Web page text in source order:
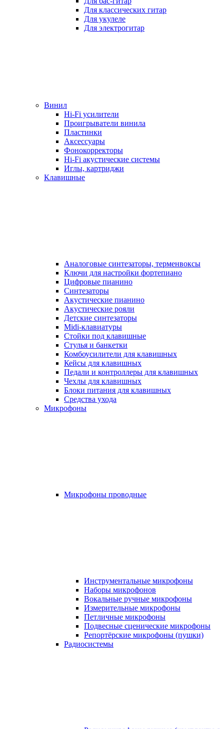
Для классических гитар
Для укулеле
Для электрогитар
Винил
Hi-Fi усилители
Проигрыватели винила
Пластинки
Аксессуары
Фонокорректоры
Hi-Fi акустические системы
Иглы, картриджи
Клавишные
Аналоговые синтезаторы, терменвоксы
Ключи для настройки фортепиано
Цифровые пианино
Синтезаторы
Акустические пианино
Акустические рояли
Детские синтезаторы
Midi-клавиатуры
Стойки под клавишные
Стулья и банкетки
Комбоусилители для клавишных
Кейсы для клавишных
Педали и контроллеры для клавишных
Чехлы для клавишных
Блоки питания для клавишных
Средства ухода
Микрофоны
Микрофоны проводные
Инструментальные микрофоны
Наборы микрофонов
Вокальные ручные микрофоны
Измерительные микрофоны
Петличные микрофоны
Подвесные сценические микрофоны
Репортёрские микрофоны (пушки)
Радиосистемы